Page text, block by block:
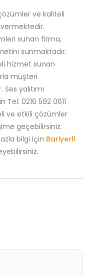
ve kaliteli
sunan firma,
sunmaktadır.
hizmet sunan
müşteri
yalıtımı
0216 592 0611
ve etkili çözümler
geçebilirsiniz.
bilgi için Bariyerli